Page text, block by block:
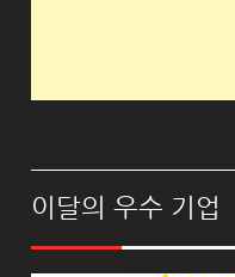
이달의 우수 기업